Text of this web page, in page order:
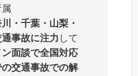
属
・千葉・山梨・
事故に注力 して
面談で全国対応
の交通事故での解